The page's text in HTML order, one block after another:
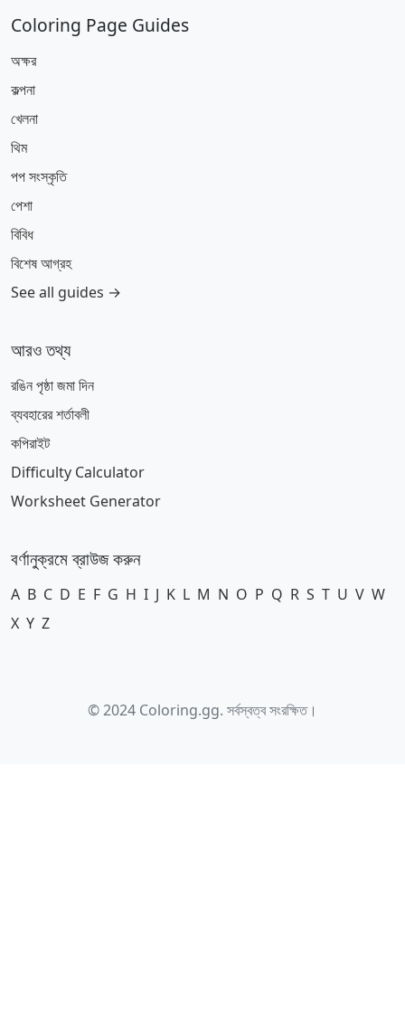
Coloring Page Guides
অক্ষর
কল্পনা
খেলনা
থিম
পপ সংস্কৃতি
পেশা
বিবিধ
বিশেষ আগ্রহ
See all guides →
আরও তথ্য
রঙিন পৃষ্ঠা জমা দিন
ব্যবহারের শর্তাবলী
কপিরাইট
Difficulty Calculator
Worksheet Generator
বর্ণানুক্রমে ব্রাউজ করুন
A B C D E F G H I J K L M N O P Q R S T U V W
X Y Z
© 2024 Coloring.gg. সর্বস্বত্ব সংরক্ষিত।